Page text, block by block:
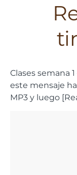
Clases semana
este mensaje
MP3 y luego